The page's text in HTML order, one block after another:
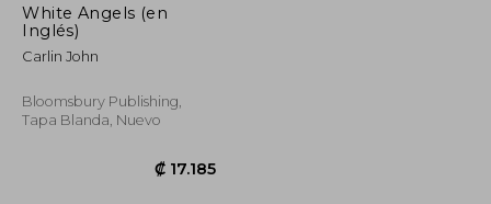
White Angels (en
Inglés)
Carlin John
Bloomsbury Publishing,
Tapa Blanda, Nuevo